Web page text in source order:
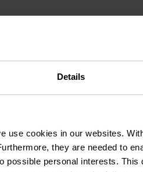
Details
use cookies in our websites.
they are needed to
possible personal interests.